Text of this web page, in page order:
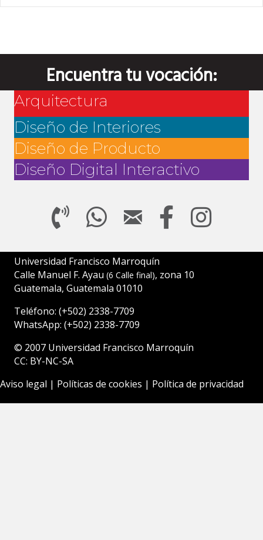
Encuentra tu vocación:
Arquitectura
Diseño de Interiores
Diseño de Producto
Diseño Digital Interactivo
Universidad Francisco Marroquín
Calle Manuel F. Ayau (6 Calle final), zona 10
Guatemala, Guatemala 01010
Teléfono: (+502) 2338-7709
WhatsApp: (+502) 2338-7709
© 2007 Universidad Francisco Marroquín
CC: BY-NC-SA
Aviso legal | Políticas de cookies | Política de privacidad